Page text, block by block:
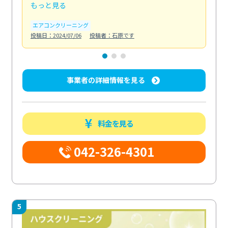
もっと見る
エアコンクリーニング
投稿日：2024/07/06
投稿者：石原です
事業者の詳細情報を見る
料金を見る
042-326-4301
5